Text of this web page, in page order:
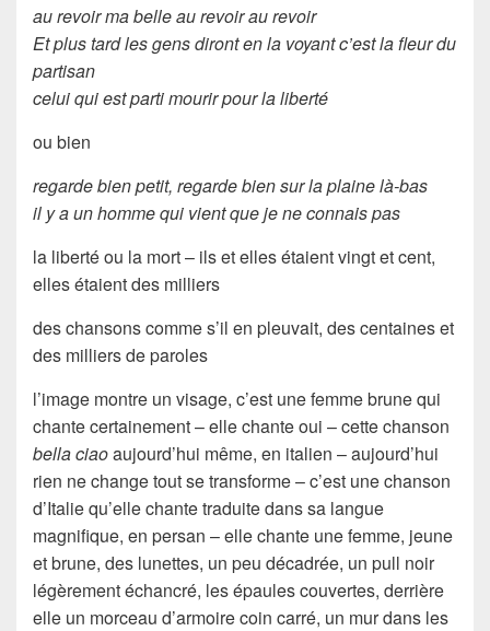
au revoir ma belle au revoir au revoir
Et plus tard les gens diront en la voyant c’est la fleur du
partisan
celui qui est parti mourir pour la liberté
ou bien
regarde bien petit, regarde bien sur la plaine là-bas
il y a un homme qui vient que je ne connais pas
la liberté ou la mort – ils et elles étaient vingt et cent,
elles étaient des milliers
des chansons comme s’il en pleuvait, des centaines et
des milliers de paroles
l’image montre un visage, c’est une femme brune qui
chante certainement – elle chante oui – cette chanson
bella ciaoaujourd’hui même, en italien – aujourd’hui
rien ne change tout se transforme – c’est une chanson
d’Italie qu’elle chante traduite dans sa langue
magnifique, en persan – elle chante une femme, jeune
et brune, des lunettes, un peu décadrée, un pull noir
légèrement échancré, les épaules couvertes, derrière
elle un morceau d’armoire coin carré, un mur dans les